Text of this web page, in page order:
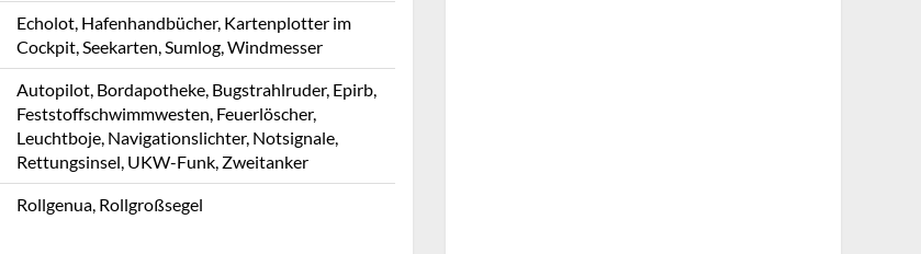
Echolot, Hafenhandbücher, Kartenplotter im
Cockpit, Seekarten, Sumlog, Windmesser
Autopilot, Bordapotheke, Bugstrahlruder, Epirb,
Feststoffschwimmwesten, Feuerlöscher,
Leuchtboje, Navigationslichter, Notsignale,
Rettungsinsel, UKW-Funk, Zweitanker
Rollgenua, Rollgroßsegel